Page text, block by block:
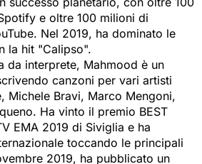
e oltre 100 milioni di
Nel 2019, ha dominato le
la hit "Calipso".
da interprete, Mahmood è un
canzoni per vari artisti
Michele Bravi, Marco Mengoni,
Ha vinto il premio BEST
EMA 2019 di Siviglia e ha
toccando le principali
2019, ha pubblicato un